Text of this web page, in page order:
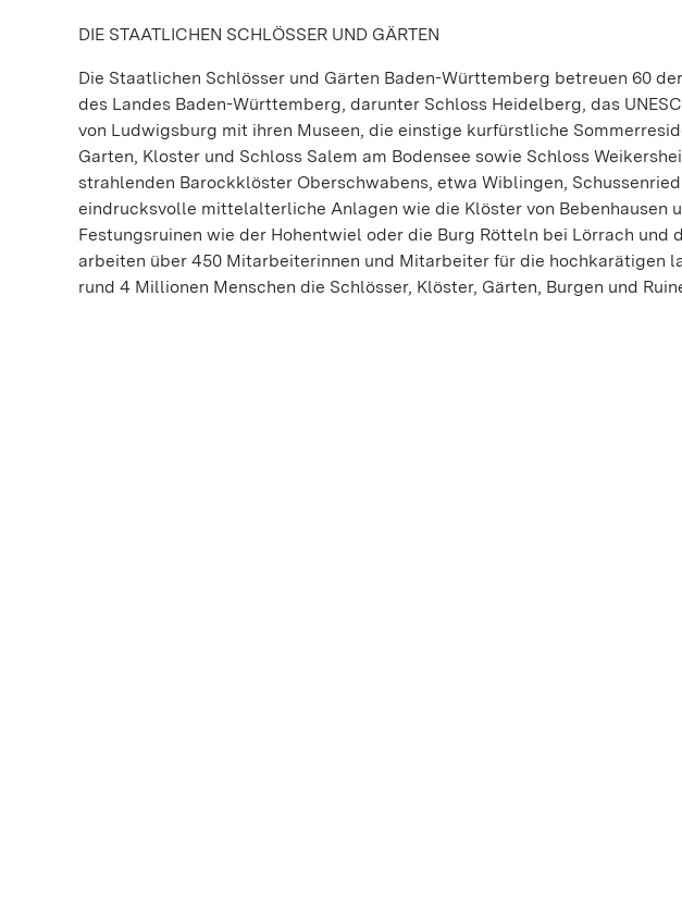
DIE STAATLICHEN SCHLÖSSER UND GÄRTEN
Die Staatlichen Schlösser und Gärten Baden-Württemberg betreuen 60
des Landes Baden-Württemberg, darunter Schloss Heidelberg, das
von Ludwigsburg mit ihren Museen, die einstige kurfürstliche
Garten, Kloster und Schloss Salem am Bodensee sowie Schloss
strahlenden Barockklöster Oberschwabens, etwa Wiblingen,
eindrucksvolle mittelalterliche Anlagen wie die Klöster von Bebenhausen
Festungsruinen wie der Hohentwiel oder die Burg Rötteln bei Lörrach und
arbeiten über 450 Mitarbeiterinnen und Mitarbeiter für die hochkarätigen
rund 4 Millionen Menschen die Schlösser, Klöster, Gärten, Burgen und